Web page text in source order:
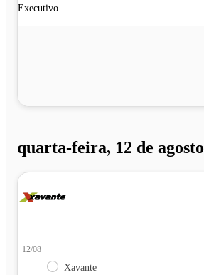
Executivo
quarta-feira, 12 de agosto
12/08
Xavante